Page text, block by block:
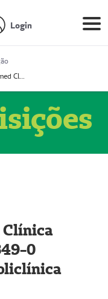
Login
Prestador: Vipmed Clínica Geral Ltda, 51004349-0 (Nome Fantasia: Policlínica Master)
Clínica
0